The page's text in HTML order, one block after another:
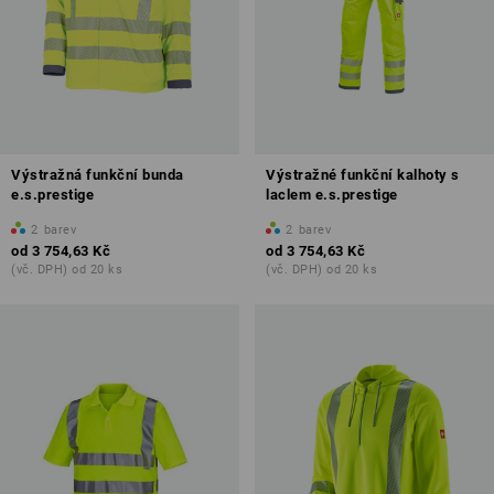
Výstražná funkční bunda
e.s.prestige
2 barev
od 3 754,63 Kč
(vč. DPH) od 20 ks
Výstražné funkční kalhoty s
laclem e.s.prestige
2 barev
od 3 754,63 Kč
(vč. DPH) od 20 ks